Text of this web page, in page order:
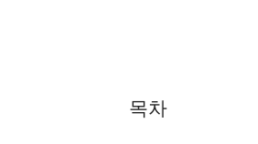
목차